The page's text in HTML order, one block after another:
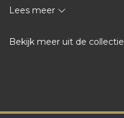
ca 45-60 minuten
Lees meer
Bekijk meer uit de